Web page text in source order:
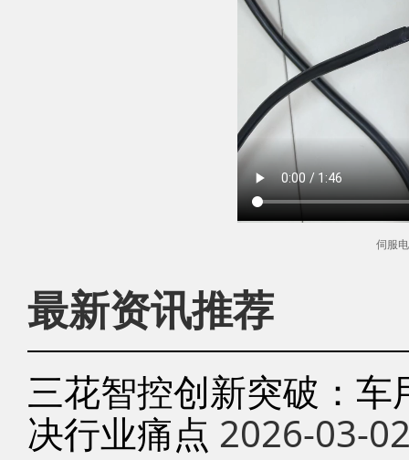
伺服
最新资讯推荐
三花智控创新突破：
决行业痛点 2026-03-